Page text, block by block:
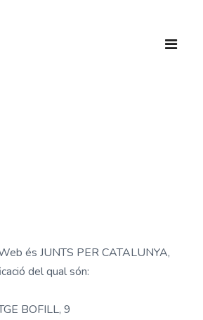
Feliu de
és JUNTS PER CATALUNYA,
del qual són:
BOFILL, 9